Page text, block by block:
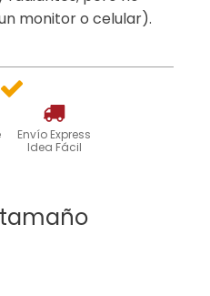
monitor o celular).
Envío Express
Idea Fácil